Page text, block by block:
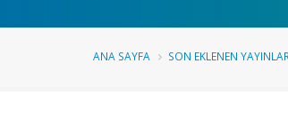
ANA SAYFA SON EKLENEN YAYINLAR